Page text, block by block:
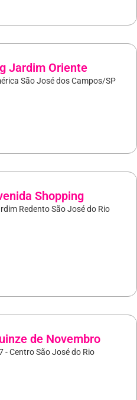
Jardim Oriente
São José dos Campos/SP
Shopping
Redento São José do Rio
de Novembro
- Centro São José do Rio